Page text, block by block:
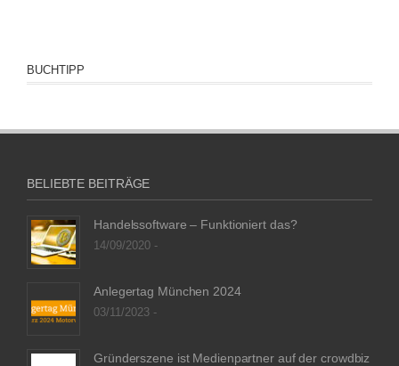
BUCHTIPP
BELIEBTE BEITRÄGE
Handelssoftware – Funktioniert das?
14/09/2020 -
Anlegertag München 2024
03/11/2023 -
Gründerszene ist Medienpartner auf der crowdbiz